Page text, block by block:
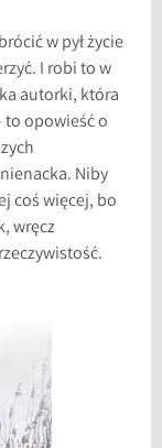
w pył życie
I robi to w
autorki, która
to opowieść o
Niby
coś więcej, bo
wręcz